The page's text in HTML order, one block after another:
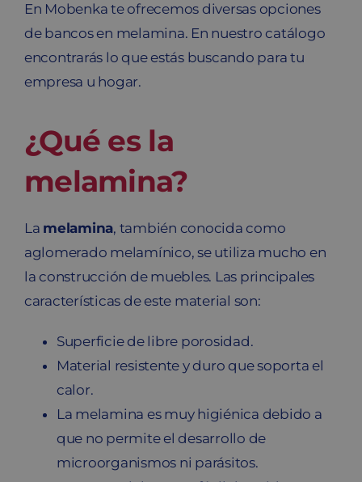
En Mobenka te ofrecemos diversas opciones
de bancos en melamina. En nuestro catálogo
encontrarás lo que estás buscando para tu
empresa u hogar.
¿Qué es la
melamina?
La melamina, también conocida como
aglomerado melamínico, se utiliza mucho en
la construcción de muebles. Las principales
características de este material son:
Superficie de libre porosidad.
Material resistente y duro que soporta el
calor.
La melamina es muy higiénica debido a
que no permite el desarrollo de
microorganismos ni parásitos.